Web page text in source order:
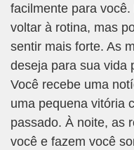
facilmente para
voltar à rotina, mas
sentir mais forte. As
deseja para sua vida
Você recebe uma
uma pequena vitória
passado. À noite, as
você e fazem você